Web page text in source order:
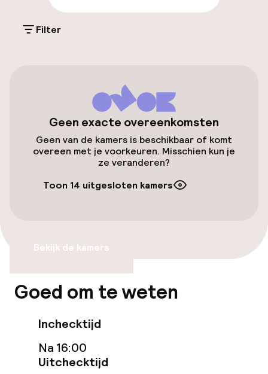
Parkeren & mobiliteit
Openbaar parkeren
Toegankelijkheid
Zwemmen & wellness
Zoetwater buitenzwembad
Ligstoelen
Parasols
Solarium
Filter
Geen exacte overeenkomsten
Geen van de kamers is beschikbaar of komt
overeen met je voorkeuren. Misschien kun je
ze veranderen?
Toon 14 uitgesloten kamers
Bekijk de kamers
Goed om te weten
Inchecktijd
Na 16:00
Uitchecktijd